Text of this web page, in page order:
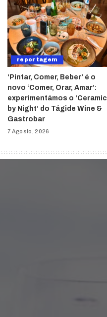
reportagem
‘Pintar, Comer, Beber’ é o
novo ‘Comer, Orar, Amar’:
experimentámos o ‘Ceramic
by Night’ do Tágide Wine &
Gastrobar
7 Agosto, 2026